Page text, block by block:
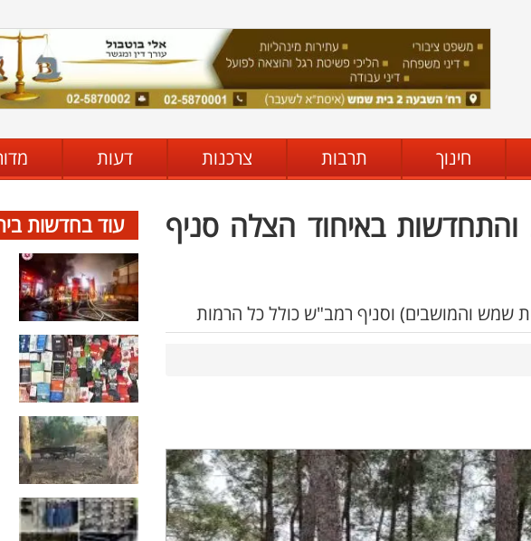
חינוך תרבות צרכנות דעות
והתחדשות באיחוד הצלה סניף
שמש והמושבים) וסניף רמב"ש כולל כל הרמות
עוד בחדשות